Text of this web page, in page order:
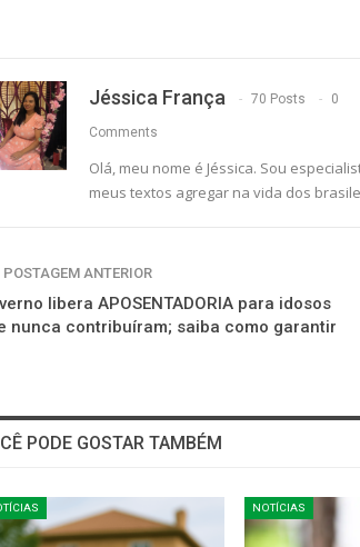
Jéssica França 70 Posts 0
Comments
Olá, meu nome é Jéssica. Sou
meus textos agregar na vida dos
POSTAGEM ANTERIOR
libera APOSENTADORIA para idosos
nunca contribuíram; saiba como garantir
PODE GOSTAR TAMBÉM
NOTÍCIAS